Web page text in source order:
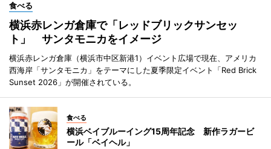
食べる
横浜赤レンガ倉庫で「レッドブリックサンセッ
ト」 サンタモニカをイメージ
横浜赤レンガ倉庫（横浜市中区新港1）イベント広場で現在、アメリカ
西海岸「サンタモニカ」をテーマにした夏季限定イベント「Red Brick
Sunset 2026」が開催されている。
食べる
横浜ベイブルーイング15周年記念 新作ラガービ
ール「ベイヘル」